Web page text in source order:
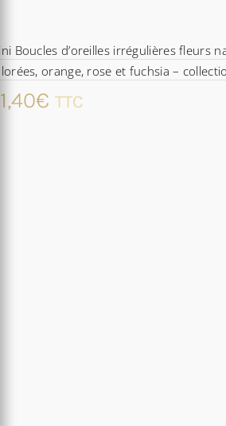
Boucles d’oreilles irrégulières fleurs
orange, rose et fuchsia –
€ TTC